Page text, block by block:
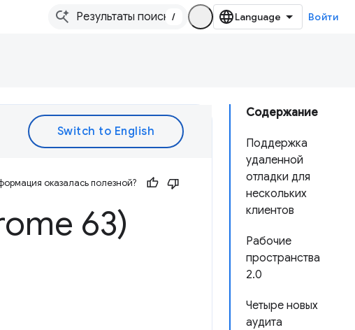
/ Войти
Содержание
Поддержка
удаленной
отладки для
нескольких
клиентов
Рабочие
пространства
2.0
Четыре новых
аудита
оказалась полезной?
63)